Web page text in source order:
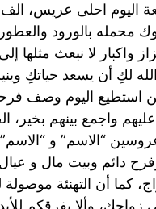
اليوم احلى عريس،
محمله بالورود
واكبار لا نبعث مثلها
لكِ أن يسعد حياتكِ
استطيع اليوم وصف
واجمع بينهم
“الاسم” و
دائم وبيت مال و
كما أن التهنئة
وألا يفرقكم